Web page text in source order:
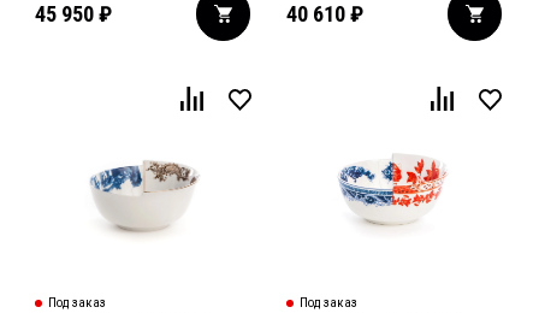
45 950₽ 40 610 ₽
Под заказ Под заказ